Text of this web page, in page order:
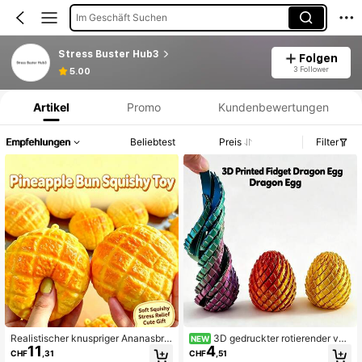
Im Geschäft Suchen
Stress Buster Hub3
5.00
Folgen
3 Follower
Produktinformation: Preisangabe, Verkaufs- und Lagerbestandsdetails.
Artikel Promo Kundenbewertungen
Empfehlungen Beliebtest Preis Filter
Realistischer knuspriger Ananasbro
t handgefertigter Quetschball, knus
CHF11 ,31
NEW 3D gedruckter rotierender verf
ormbarer Drachenei-Ball, kreatives
CHF4 ,51